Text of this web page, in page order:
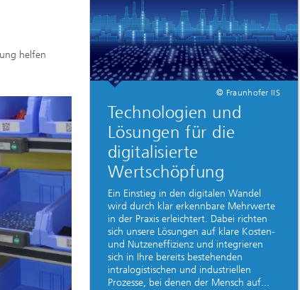
helfen
© Fraunhofer IIS
Technologien und
Lösungen für die
digitalisierte
Wertschöpfung
Ein Einstieg in den digitalen Wandel
wird durch klar erkennbare Mehrwerte
in der Praxis erleichtert. Dabei richten
sich unsere Lösungen auf klare Kosten-
und Nutzeneffizienz und integrieren
sich in Ihre bereits bestehenden
intralogistischen und industriellen
Prozesse, bei denen der Mensch auf...